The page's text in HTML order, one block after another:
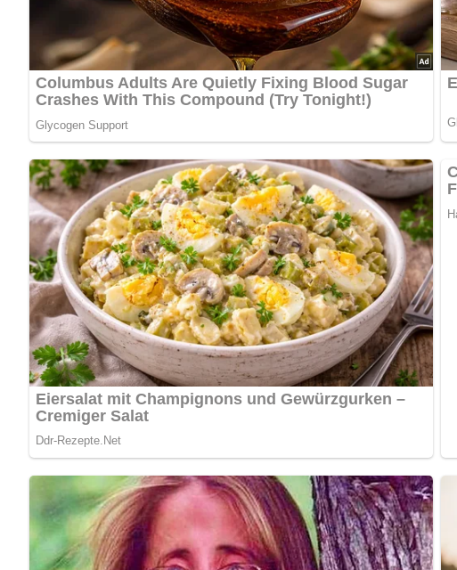
Und so wird es gemacht…
Den geputzten, verlesenen und gewaschenen Blattspinat im
Butter mit dem Eigelb schaumig rühren, das Mehl einarbeiten und
Eiweiß unterrühren. Aus diesem Teig in der gefetteten Pfanne
Käse bestreut oder mit saurer Sahne überzogen werden. — Mit
Nach: Gemüseküche von A-Z, Artia-Verlag Prag, 1984
Kennst du schon unser tolles DDR-Quiz?Was weißt du noch alles
Jetzt Sterne vergeben – Rezept
5/5(7 Bewertung)